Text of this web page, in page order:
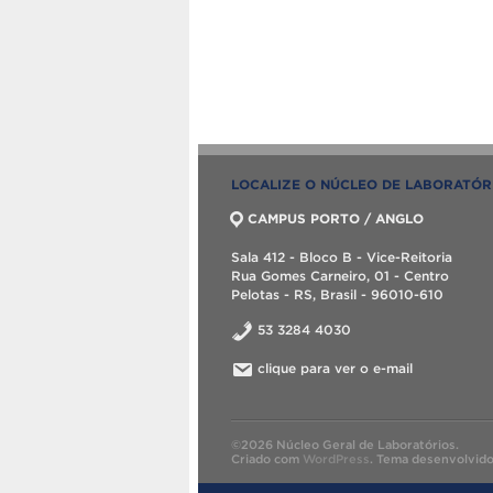
LOCALIZE O NÚCLEO DE
CAMPUS PORTO / ANGLO
Sala 412 - Bloco B - Vice-Reitoria
Rua Gomes Carneiro, 01 - Centro
Pelotas - RS, Brasil - 96010-610
53 3284 4030
clique para ver o e-mail
©2026 Núcleo Geral de Laboratórios.
Criado com WordPress. Tema